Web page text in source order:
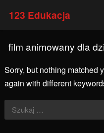
123 Edukacja
film animowany dla
Sorry, but nothing matched
again with different
Szukaj: